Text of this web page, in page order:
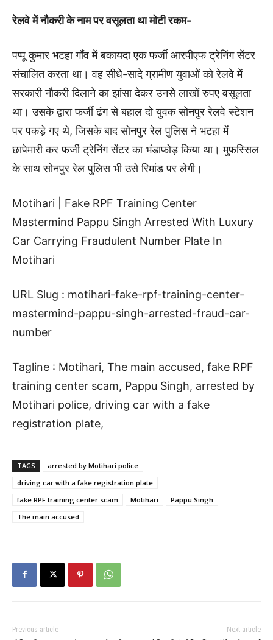
रेलवे में नौकरी के नाम पर वसूलता था मोटी रकम-
पप्पू कुमार भटहा गाँव में बकायदा एक फर्जी आरपीएफ ट्रेनिंग सेंटर
संचालित करता था। वह सीधे-सादे ग्रामीण युवाओं को रेलवे में
सरकारी नौकरी दिलाने का झांसा देकर उनसे लाखों रुपए वसूलता
था। उसके द्वारा फर्जी ढंग से बहाल दो युवक सोनपुर रेलवे स्टेशन
पर पकड़े गए थे, जिसके बाद सोनपुर रेल पुलिस ने भटहा में
छापेमारी कर फर्जी ट्रेनिंग सेंटर का भंडाफोड़ किया था। मुफस्सिल
के साथ सोनपुर रेल पुलिस भी उसे रिमांड पर लेगी।
Motihari | Fake RPF Training Center
Mastermind Pappu Singh Arrested With Luxury
Car Carrying Fraudulent Number Plate In
Motihari
URL Slug : motihari-fake-rpf-training-center-
mastermind-pappu-singh-arrested-fraud-car-
number
Tagline : Motihari, The main accused, fake RPF
training center scam, Pappu Singh, arrested by
Motihari police, driving car with a fake
registration plate,
TAGS
arrested by Motihari police
driving car with a fake registration plate
fake RPF training center scam
Motihari
Pappu Singh
The main accused
Previous article Next article